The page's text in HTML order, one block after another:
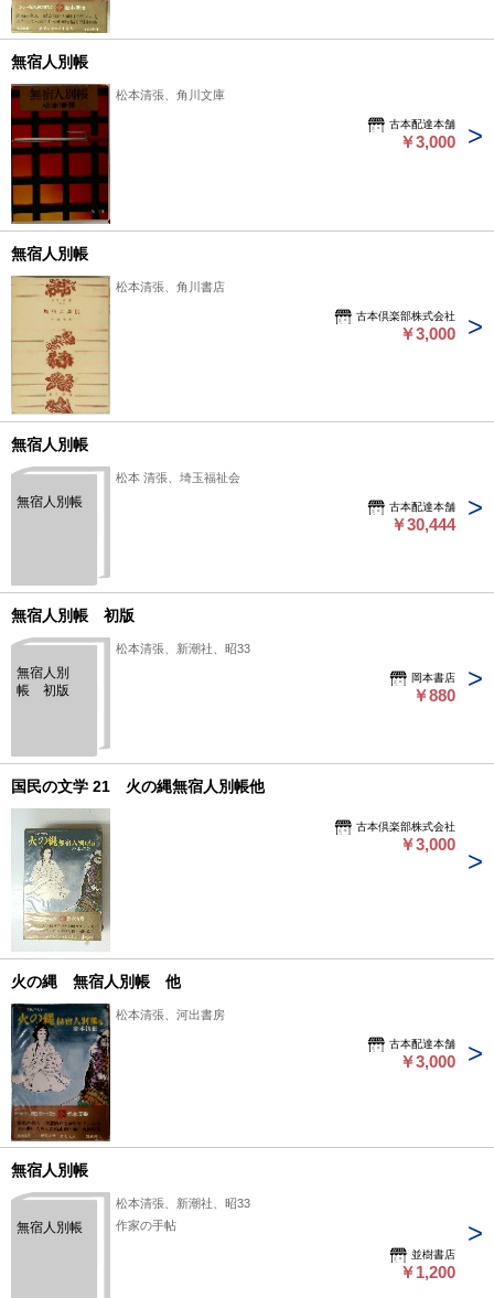
無宿人別帳
松本清張、角川文庫
古本配達本舗
￥3,000
無宿人別帳
松本清張、角川書店
古本倶楽部株式会社
￥3,000
無宿人別帳
無宿人別帳
松本 清張、埼玉福祉会
古本配達本舗
￥30,444
無宿人別帳 初版
無宿人別
帳 初版
松本清張、新潮社、昭33
岡本書店
￥880
国民の文学 21 火の縄無宿人別帳他
古本倶楽部株式会社
￥3,000
火の縄 無宿人別帳 他
松本清張、河出書房
古本配達本舗
￥3,000
無宿人別帳
無宿人別帳
松本清張、新潮社、昭33
作家の手帖
並樹書店
￥1,200